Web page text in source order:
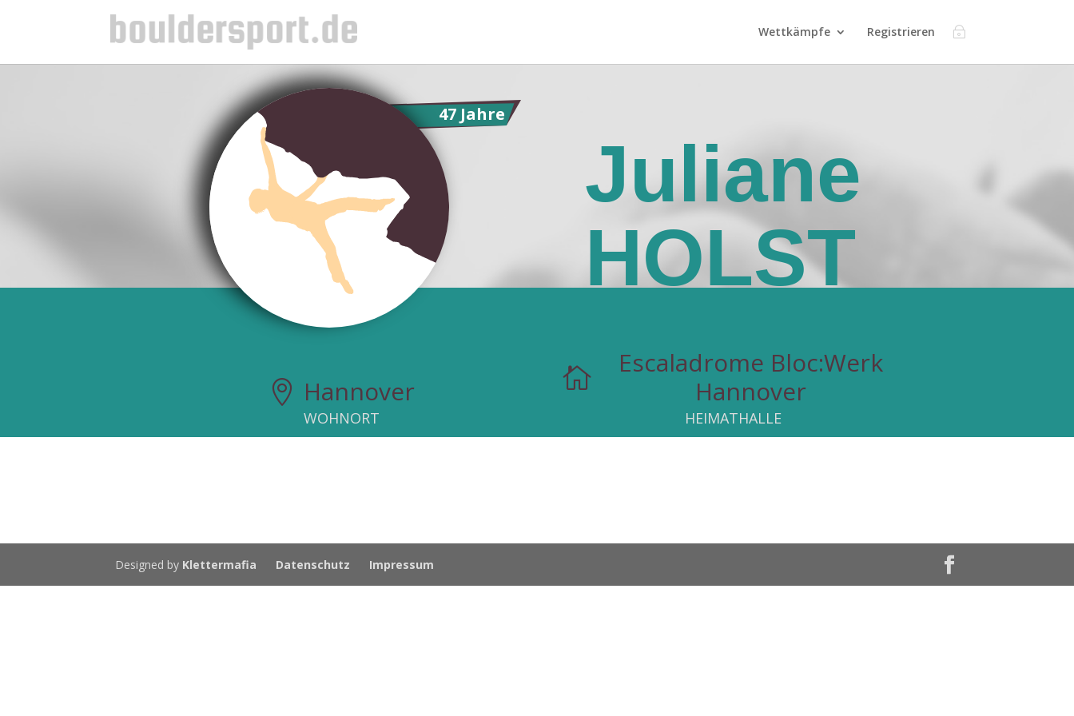
Wettkämpfe Registrieren
Juliane
HOLST
47 Jahre
 Hannover
WOHNORT

Escaladrome Bloc:Werk
Hannover
HEIMATHALLE
Designed by Klettermafia Datenschutz Impressum